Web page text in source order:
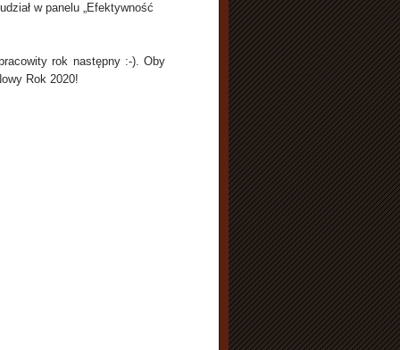
w panelu „Efektywność
rok następny :-). Oby
Rok 2020!